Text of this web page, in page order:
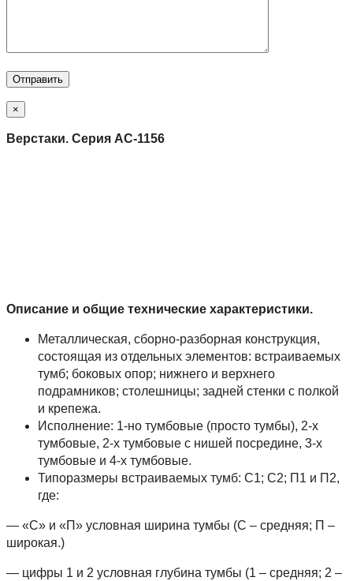
×
Верстаки. Серия АС-1156
Описание и общие технические характеристики.
Металлическая, сборно-разборная конструкция,
состоящая из отдельных элементов: встраиваемых
тумб; боковых опор; нижнего и верхнего
подрамников; столешницы; задней стенки с полкой
и крепежа.
Исполнение: 1-но тумбовые (просто тумбы), 2-х
тумбовые, 2-х тумбовые с нишей посредине, 3-х
тумбовые и 4-х тумбовые.
Типоразмеры встраиваемых тумб: С1; С2; П1 и П2,
где:
— «С» и «П» условная ширина тумбы (С – средняя; П –
широкая.)
— цифры 1 и 2 условная глубина тумбы (1 – средняя; 2 –